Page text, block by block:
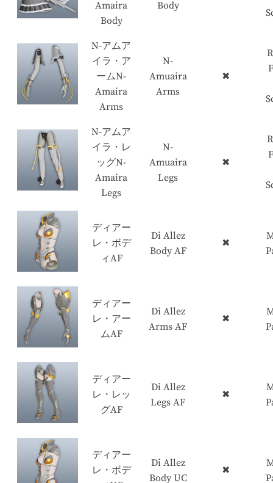
Amaira
Body
Body
N-アムア
イラ・ア
ームN-
Amaira
Arms
N-
Amuaira
Arms
✖
N-アムア
イラ・レ
ッグN-
Amaira
Legs
N-
Amuaira
Legs
✖
ディアー
レ・ボデ
ィAF
Di Allez
Body AF
✖
ディアー
レ・アー
ムAF
Di Allez
Arms AF
✖
ディアー
レ・レッ
グAF
Di Allez
Legs AF
✖
ディアー
レ・ボデ
Di Allez
Body UC
✖